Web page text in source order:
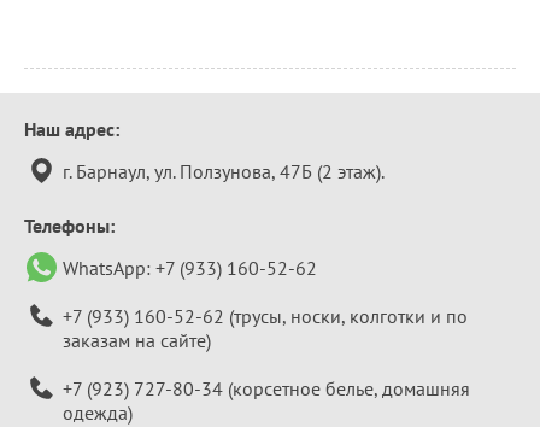
Контактная
информация
Наш адрес:
г. Барнаул, ул. Ползунова, 47Б (2 этаж).
Телефоны:
WhatsApp: +7 (933) 160-52-62
+7 (933) 160-52-62 (трусы, носки, колготки и по
заказам на сайте)
+7 (923) 727-80-34 (корсетное белье, домашняя
одежда)